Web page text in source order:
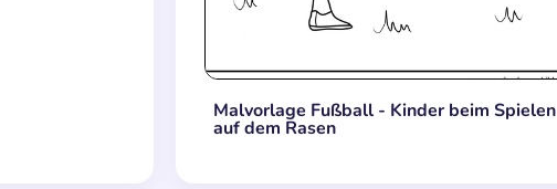
Malvorlage Fußball - Kinder beim Spielen
auf dem Rasen